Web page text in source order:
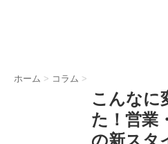
ホーム > コラム >
こんなに
た！営業
の新スタ